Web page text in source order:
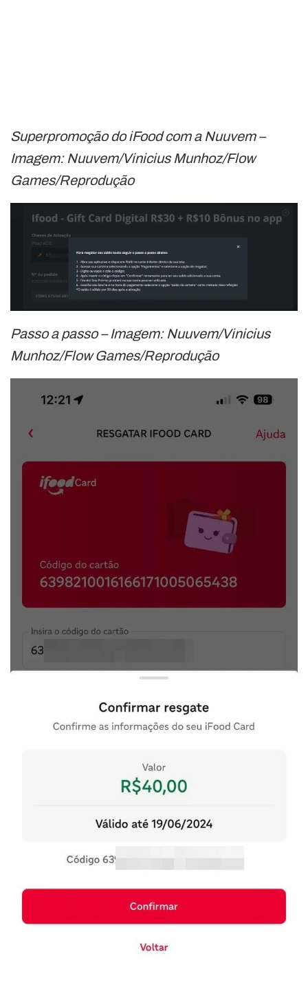
Superpromoção do iFood com a Nuuvem –
Imagem: Nuuvem/Vinicius Munhoz/Flow
Games/Reprodução
Passo a passo – Imagem: Nuuvem/Vinicius
Munhoz/Flow Games/Reprodução